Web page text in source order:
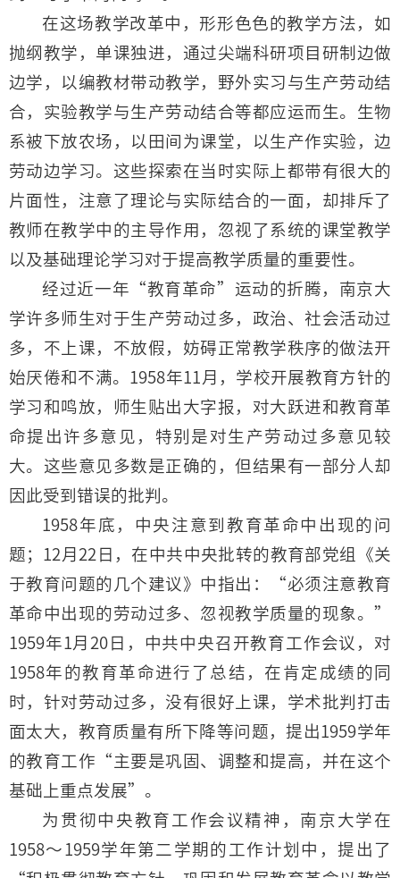
在这场教学改革中，形形色色的教学方法，如
抛纲教学，单课独进，通过尖端科研项目研制边做
边学，以编教材带动教学，野外实习与生产劳动结
合，实验教学与生产劳动结合等都应运而生。生物
系被下放农场，以田间为课堂，以生产作实验，边
劳动边学习。这些探索在当时实际上都带有很大的
片面性，注意了理论与实际结合的一面，却排斥了
教师在教学中的主导作用，忽视了系统的课堂教学
以及基础理论学习对于提高教学质量的重要性。
经过近一年“教育革命”运动的折腾，南京大
学许多师生对于生产劳动过多，政治、社会活动过
多，不上课，不放假，妨碍正常教学秩序的做法开
始厌倦和不满。1958年11月，学校开展教育方针的
学习和鸣放，师生贴出大字报，对大跃进和教育革
命提出许多意见，特别是对生产劳动过多意见较
大。这些意见多数是正确的，但结果有一部分人却
因此受到错误的批判。
1958年底，中央注意到教育革命中出现的问
题；12月22日，在中共中央批转的教育部党组《关
于教育问题的几个建议》中指出：“必须注意教育
革命中出现的劳动过多、忽视教学质量的现象。”
1959年1月20日，中共中央召开教育工作会议，对
1958年的教育革命进行了总结，在肯定成绩的同
时，针对劳动过多，没有很好上课，学术批判打击
面太大，教育质量有所下降等问题，提出1959学年
的教育工作“主要是巩固、调整和提高，并在这个
基础上重点发展”。
为贯彻中央教育工作会议精神，南京大学在
1958～1959学年第二学期的工作计划中，提出了